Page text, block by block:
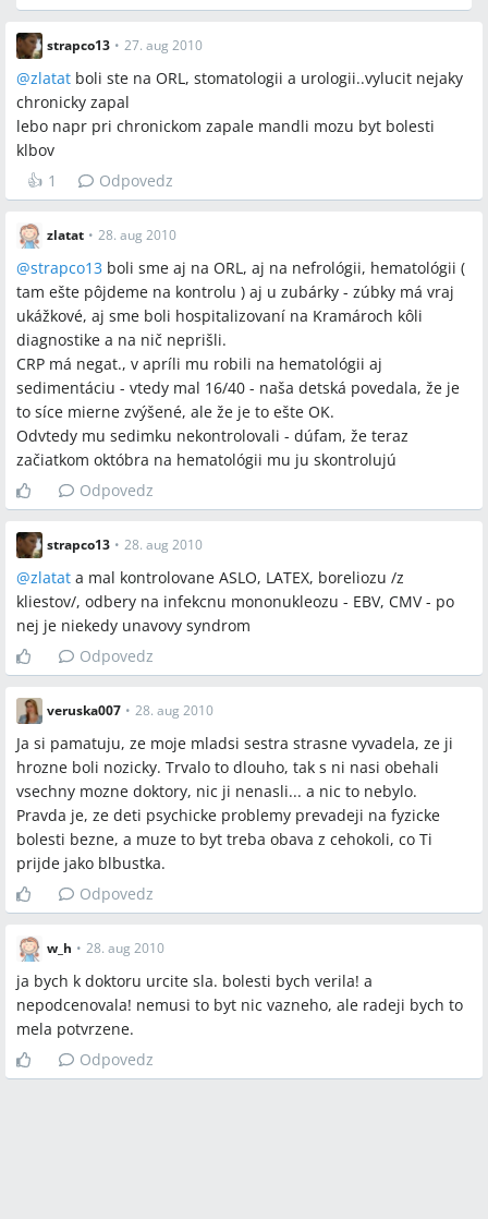
strapco13 • 27. aug 2010
@zlatat boli ste na ORL, stomatologii a urologii..vylucit nejaky
chronicky zapal
lebo napr pri chronickom zapale mandli mozu byt bolesti
klbov
👍 1 Odpovedz
zlatat • 28. aug 2010
@strapco13 boli sme aj na ORL, aj na nefrológii, hematológii (
tam ešte pôjdeme na kontrolu ) aj u zubárky - zúbky má vraj
ukážkové, aj sme boli hospitalizovaní na Kramároch kôli
diagnostike a na nič neprišli.
CRP má negat., v apríli mu robili na hematológii aj
sedimentáciu - vtedy mal 16/40 - naša detská povedala, že je
to síce mierne zvýšené, ale že je to ešte OK.
Odvtedy mu sedimku nekontrolovali - dúfam, že teraz
začiatkom októbra na hematológii mu ju skontrolujú
Odpovedz
strapco13 • 28. aug 2010
@zlatat a mal kontrolovane ASLO, LATEX, boreliozu /z
kliestov/, odbery na infekcnu mononukleozu - EBV, CMV - po
nej je niekedy unavovy syndrom
Odpovedz
veruska007 • 28. aug 2010
Ja si pamatuju, ze moje mladsi sestra strasne vyvadela, ze ji
hrozne boli nozicky. Trvalo to dlouho, tak s ni nasi obehali
vsechny mozne doktory, nic ji nenasli... a nic to nebylo.
Pravda je, ze deti psychicke problemy prevadeji na fyzicke
bolesti bezne, a muze to byt treba obava z cehokoli, co Ti
prijde jako blbustka.
Odpovedz
w_h • 28. aug 2010
ja bych k doktoru urcite sla. bolesti bych verila! a
nepodcenovala! nemusi to byt nic vazneho, ale radeji bych to
mela potvrzene.
Odpovedz